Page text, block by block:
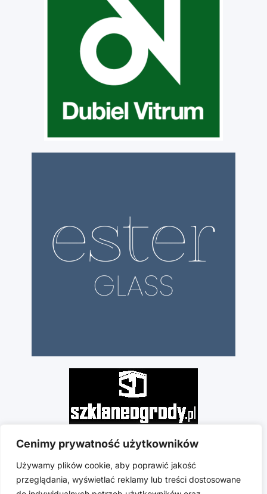
Cenimy prywatność użytkowników
Używamy plików cookie, aby poprawić jakość
przeglądania, wyświetlać reklamy lub treści dostosowane